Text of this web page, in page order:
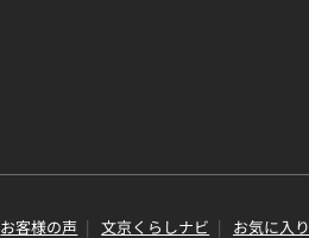
お客様の声 文京くらしナビ お気に入